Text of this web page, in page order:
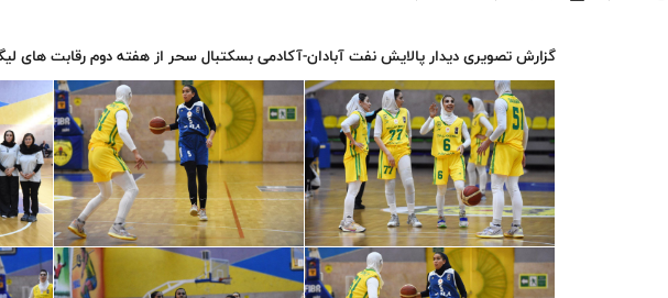
گزارش تصویری دیدار پالایش نفت آبادان-آکادمی بسکتبال سحر از هفته‌ دوم رقابت های